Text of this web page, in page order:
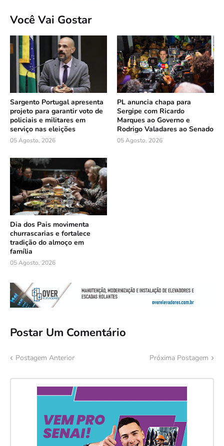
Você Vai Gostar
Sargento Portugal apresenta
projeto para garantir voto de
policiais e militares em
serviço nas eleições
05 Agosto, 2026
PL anuncia chapa para
Sergipe com Ricardo
Marques ao Governo e
Rodrigo Valadares ao Senado
05 Agosto, 2026
Dia dos Pais movimenta
churrascarias e fortalece
tradição do almoço em
família
05 Agosto, 2026
Postar Um Comentário
Postagem Anterior Próxima Postagem